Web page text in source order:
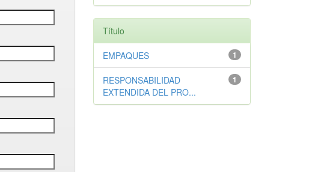
Título
1
EMPAQUES
1
RESPONSABILIDAD
EXTENDIDA DEL PRO...